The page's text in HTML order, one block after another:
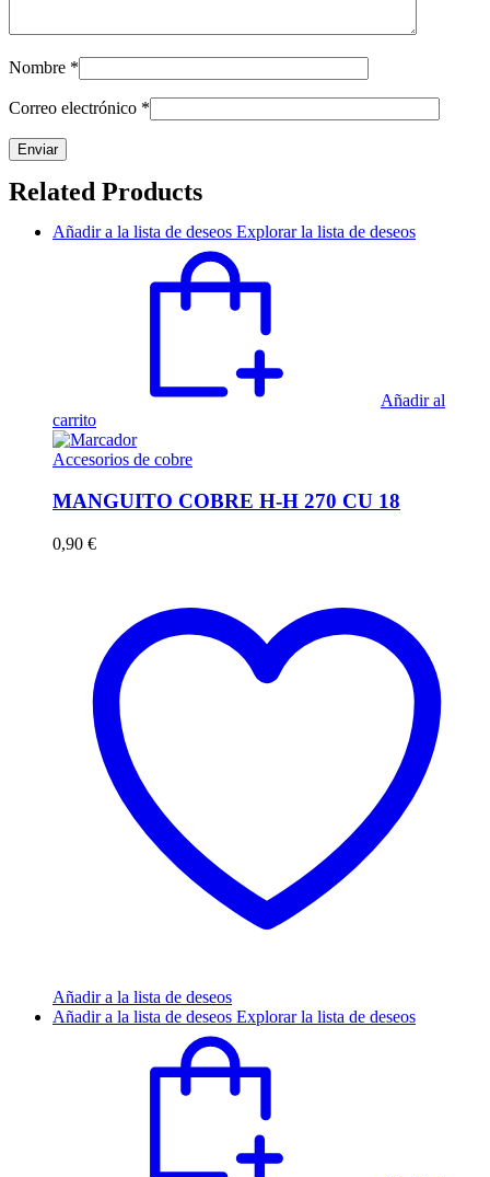
Nombre *
Correo electrónico *
Related Products
Añadir a la lista de deseos Explorar la lista de deseos
Añadir al
carrito
Accesorios de cobre
MANGUITO COBRE H-H 270 CU 18
0,90 €
Añadir a la lista de deseos
Añadir a la lista de deseos Explorar la lista de deseos